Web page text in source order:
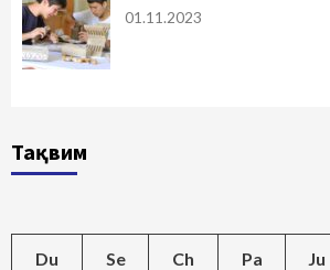
01.11.2023
Тақвим
Du Se Ch Pa Ju